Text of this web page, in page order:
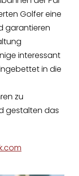
Golfer eine
garantieren
interessant
in die
zu
gestalten das